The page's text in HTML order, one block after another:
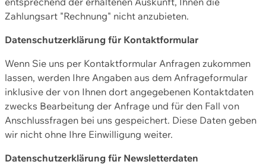
Zahlungsart "Rechnung" nicht anzubieten.
Datenschutzerklärung für Kontaktformular
Wenn Sie uns per Kontaktformular Anfragen zukommen
lassen, werden Ihre Angaben aus dem Anfrageformular
inklusive der von Ihnen dort angegebenen Kontaktdaten
zwecks Bearbeitung der Anfrage und für den Fall von
Anschlussfragen bei uns gespeichert. Diese Daten geben
wir nicht ohne Ihre Einwilligung weiter.
Datenschutzerklärung für Newsletterdaten